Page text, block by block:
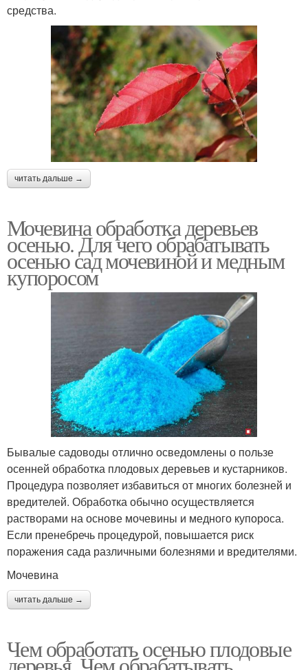
средства.
читать дальше →
Мочевина обработка деревьев
осенью. Для чего обрабатывать
осенью сад мочевиной и медным
купоросом
Бывалые садоводы отлично осведомлены о пользе
осенней обработка плодовых деревьев и кустарников.
Процедура позволяет избавиться от многих болезней и
вредителей. Обработка обычно осуществляется
растворами на основе мочевины и медного купороса.
Если пренебречь процедурой, повышается риск
поражения сада различными болезнями и вредителями.
Мочевина
читать дальше →
Чем обработать осенью плодовые